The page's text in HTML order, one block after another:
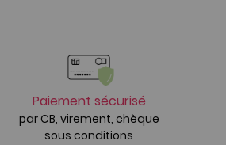
Paiement sécurisé
par CB, virement, chèque
sous conditions